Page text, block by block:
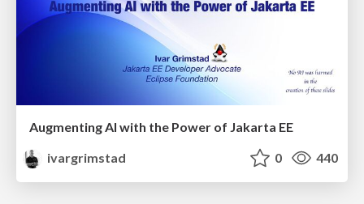
Augmenting AI with the Power of Jakarta EE
ivargrimstad
0 440